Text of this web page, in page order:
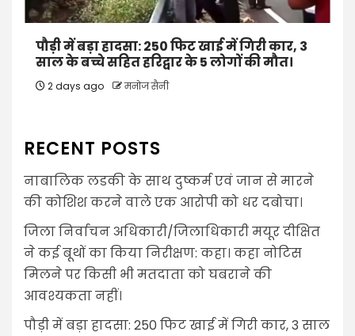
पौड़ी में बड़ा हादसा: 250 फिट खाई में गिरी कार, 3
साल के बच्चे सहित हरिद्वार के 5 लोगों की मौत।
2 days ago मनोज सैनी
RECENT POSTS
नाबालिक लडकी के साथ दुष्कर्म एवं जान से मारने
की कोशिश करने वाले एक आरोपी को धर दबोचा।
जिला निर्वाचन अधिकारी/जिलाधिकारी मयूर दीक्षित
ने कई बूथों का किया निरीक्षण: कहा। कहा नोटिस
मिलने पर किसी भी मतदाता को घबराने की
आवश्यकता नहीं।
पौड़ी में बड़ा हादसा: 250 फिट खाई में गिरी कार, 3 साल